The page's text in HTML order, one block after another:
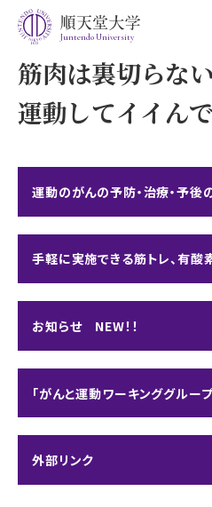
Juntendo University
筋肉は裏切らな
運動してイイん
運動のがんの予防・治療・予後
手軽に実施できる筋トレ、有酸
お知らせ NEW！！
「がんと運動ワーキンググルー
外部リンク